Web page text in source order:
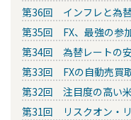
第36回 インフレと為
第35回 FX、最強の参
第34回 為替レートの
第33回 FXの自動売買
第32回 注目度の高い
第31回 リスクオン・